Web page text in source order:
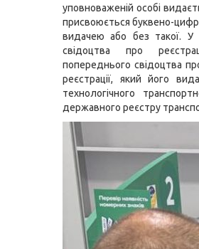
уповноваженій особі
присвоюється буквено-
видачею або без такої. У
свідоцтва про
попереднього свідоцтва
реєстрації, який його
технологічного
державного реєстру